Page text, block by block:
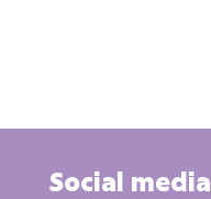
Social media